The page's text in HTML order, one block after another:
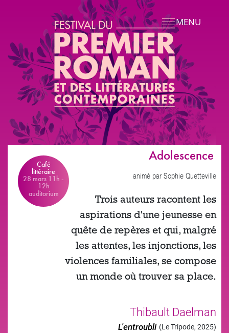
Aller au contenu principal
MENU
Café
littéraire
28 mars 11h -
12h
auditorium
Adolescence
animé par Sophie Quetteville
Trois auteurs racontent les
aspirations d'une jeunesse en
quête de repères et qui, malgré
les attentes, les injonctions, les
violences familiales, se compose
un monde où trouver sa place.
Thibault Daelman
(Le Tripode, 2025)
L'entroubli